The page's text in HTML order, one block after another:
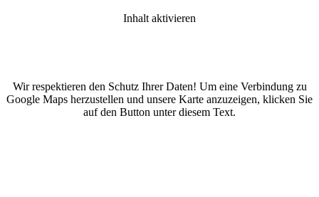
Wir respektieren den Schutz Ihrer Daten! Um eine Verbindung zu
Google Maps herzustellen und unsere Karte anzuzeigen, klicken Sie
auf den Button unter diesem Text.
Inhalt aktivieren